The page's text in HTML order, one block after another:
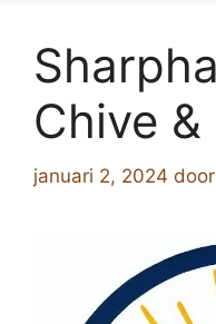
Chive
januari 2, 2024 door